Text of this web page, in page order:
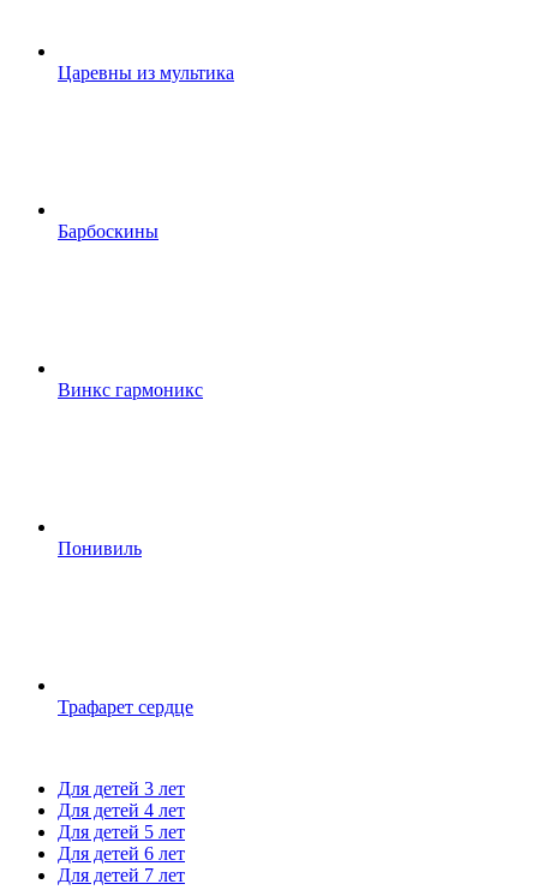
Царевны из мультика
Барбоскины
Винкс гармоникс
Понивиль
Трафарет сердце
Для детей 3 лет
Для детей 4 лет
Для детей 5 лет
Для детей 6 лет
Для детей 7 лет